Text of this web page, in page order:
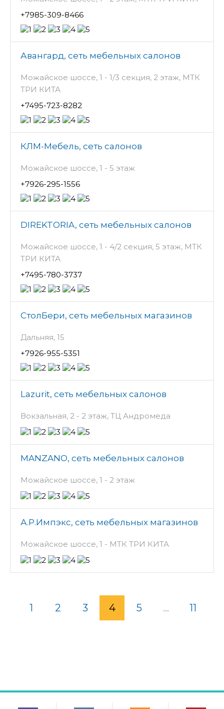
+7985-309-8466
Авангард, сеть мебельных салонов
Можайское шоссе, 1 - 1/3 секция, 2 этаж, МТК
ТРИ КИТА
+7495-723-8282
КЛМ-Мебель, сеть салонов
Можайское шоссе, 1 - 5 этаж
+7926-295-1556
DIREKTORIA, сеть мебельных салонов
Можайское шоссе, 1 - 4/2 секция, 5 этаж, МТК
ТРИ КИТА
+7495-780-3737
СтолБери, сеть мебельных магазинов
Дальняя, 15
+7926-955-5351
Lazurit, сеть мебельных салонов
Вокзальная, 2 - 2 этаж, ТЦ Андромеда
MANZANO, сеть мебельных салонов
Можайское шоссе, 1 - 2 этаж
А.Р.Импэкс, сеть мебельных магазинов
Можайское шоссе, 1 - МТК ТРИ КИТА
1 2 3 4 5 ... 11